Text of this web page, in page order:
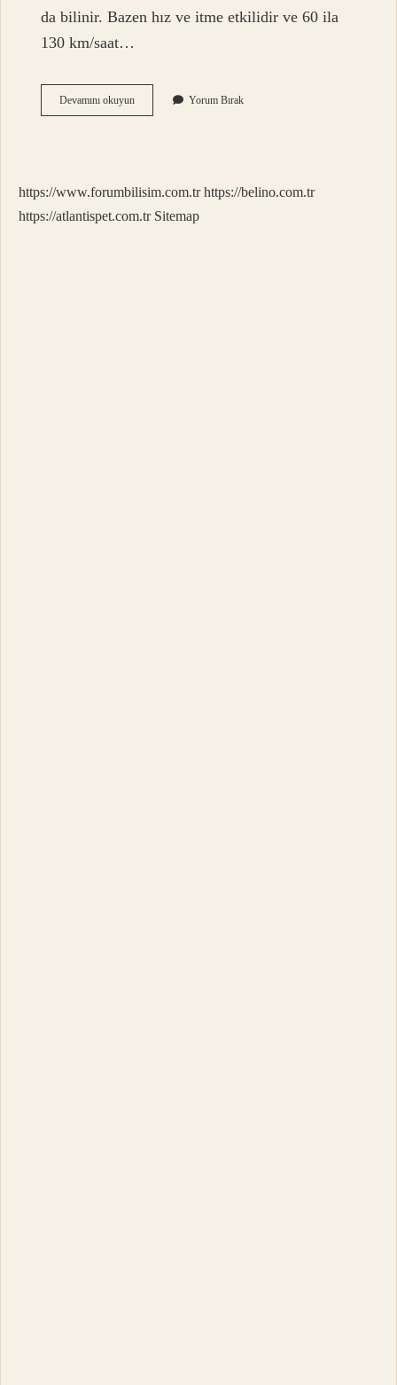
da bilinir. Bazen hız ve itme etkilidir ve 60 ila
130 km/saat…
Devamını okuyunEn
Sert
Yorum Bırak
https://www.forumbilisim.com.tr https://belino.com.tr
https://atlantispet.com.tr Sitemap